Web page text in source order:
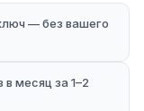
— без вашего
месяц за 1–2